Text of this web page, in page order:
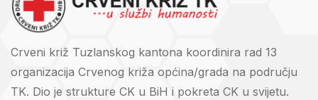
Crveni križ Tuzlanskog kantona koordinira rad 13
organizacija Crvenog križa općina/grada na području
TK. Dio je strukture CK u BiH i pokreta CK u svijetu.